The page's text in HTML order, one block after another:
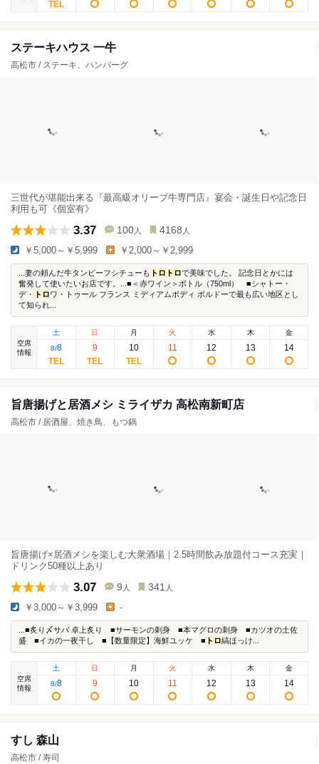
ステーキハウス 一牛
高松市 / ステーキ、ハンバーグ
三世代が堪能出来る『最高級オリーブ牛専門店』宴会・誕生日や記念日
利用も可《個室有》
3.37 100 人 4168 人
￥5,000～￥5,999 ￥2,000～￥2,999
...妻の頼んだ牛タンビーフシチューも トロ トロで美味でした。 記念日とかには
奮発して使いたいお店です。...■＜赤ワイン＞ボトル（750ml） ■シャトー・
デ・
トロワ・トゥール フランス ミディアムボディ ボルドーで最も広い地区とし
て知られ...
空席
情報
土
8/8
日
9
月
10
火
11
水
12
木
13
金
14
旨唐揚げと居酒メシ ミライザカ 高松南新町店
高松市 / 居酒屋、焼き鳥、もつ鍋
旨唐揚げ×居酒メシを楽しむ大衆酒場｜2.5時間飲み放題付コース充実｜
ドリンク50種以上あり
3.07 9 人 341 人
￥3,000～￥3,999 -
...■炙り〆サバ 卓上炙り ■サーモンの刺身 ■本マグロの刺身 ■カツオの土佐
盛 ■イカの一夜干し ■【数量限定】海鮮ユッケ ■ トロ縞ほっけ...
空席
情報
土
8/8
日
9
月
10
火
11
水
12
木
13
金
14
すし 森山
高松市 / 寿司